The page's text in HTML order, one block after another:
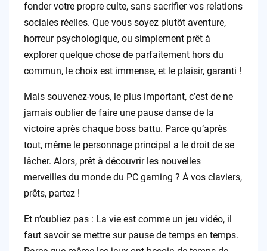
fonder votre propre culte, sans sacrifier vos relations
sociales réelles. Que vous soyez plutôt aventure,
horreur psychologique, ou simplement prêt à
explorer quelque chose de parfaitement hors du
commun, le choix est immense, et le plaisir, garanti !
Mais souvenez-vous, le plus important, c’est de ne
jamais oublier de faire une pause danse de la
victoire après chaque boss battu. Parce qu’après
tout, même le personnage principal a le droit de se
lâcher. Alors, prêt à découvrir les nouvelles
merveilles du monde du PC gaming ? À vos claviers,
prêts, partez !
Et n’oubliez pas : La vie est comme un jeu vidéo, il
faut savoir se mettre sur pause de temps en temps.